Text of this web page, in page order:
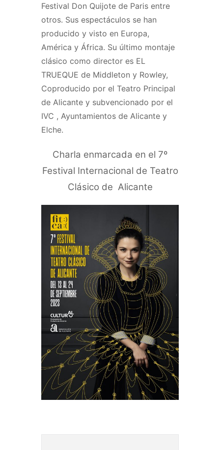
Festival Don Quijote de Paris entre
otros. Sus espectáculos se han
producido y visto en Europa,
América y África. Su último montaje
clásico como director es EL
TRUEQUE de Middleton y Rowley,
Coproducido por el Teatro Principal
de Alicante y subvencionado por el
IVC , Ayuntamientos de Alicante y
Elche.
Charla enmarcada en el 7º
Festival Internacional de Teatro
Clásico de Alicante